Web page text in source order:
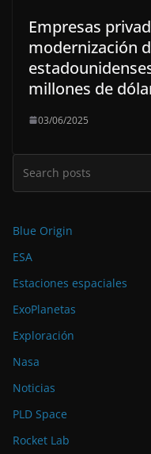
Empresas
modernización
millones de
03/06/2025
Blue Origin
ESA
Estaciones espaciales
ExoPlanetas
Exploración
Nasa
Noticias
PLD Space
Rocket Lab